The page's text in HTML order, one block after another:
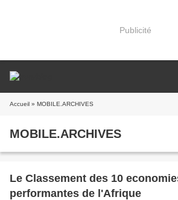
Publicité
Accueil » MOBILE.ARCHIVES
MOBILE.ARCHIVES
Le Classement des 10
performantes de l'Afrique